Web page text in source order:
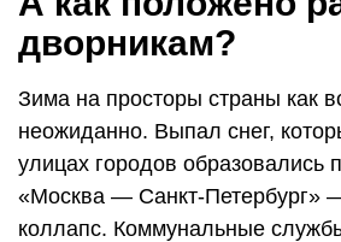
дворникам?
Зима на просторы страны как
неожиданно. Выпал снег,
улицах городов образовались
«Москва — Санкт-Петербург»
коллапс. Коммунальные